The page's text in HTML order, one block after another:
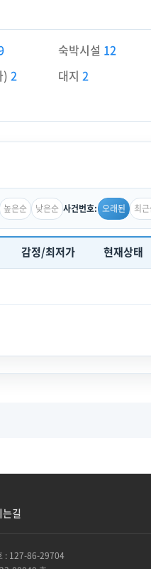
숙박시설 12
)2 대지 2
높은순 낮은순 사건번호: 오래된 최
감정/최저가 현재상태
길
: 127-86-29704